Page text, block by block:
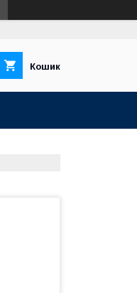
Кошик